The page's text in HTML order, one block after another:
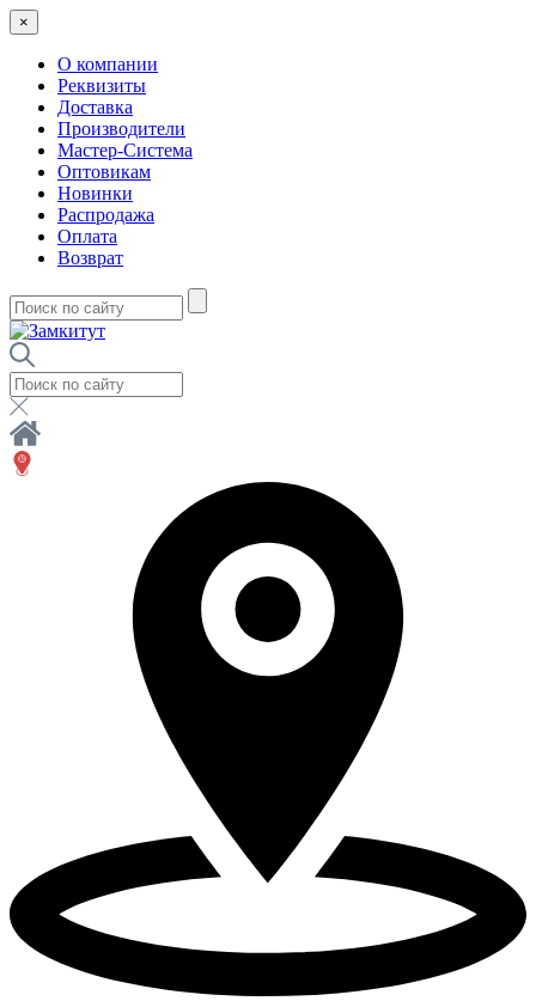
×
О компании
Реквизиты
Доставка
Производители
Мастер-Система
Оптовикам
Новинки
Распродажа
Оплата
Возврат